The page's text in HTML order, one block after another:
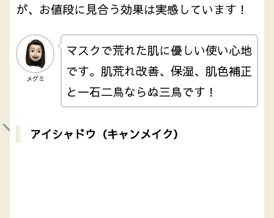
が、お値段に見合う効果は実感しています！
メグミ
マスクで荒れた肌に優しい使い心地
です。肌荒れ改善、保湿、肌色補正
と一石二鳥ならぬ三鳥です！
アイシャドウ（キャンメイク）